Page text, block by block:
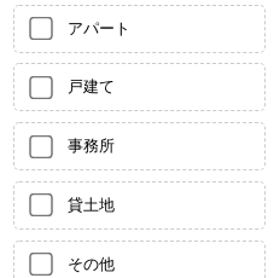
アパート
戸建て
事務所
貸土地
その他